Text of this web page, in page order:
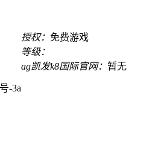
授权： 免费游戏
等级：
ag凯发k8国际官网： 暂无
-3a